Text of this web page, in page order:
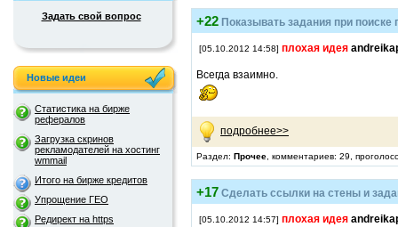
Задать свой вопрос
Новые идеи
Статистика на бирже
рефералов
Загрузка скринов
рекламодателей на хостинг
wmmail
Итого на бирже кредитов
Упрощение ГЕО
Редирект на https
+22 Показывать задания при поиске
[05.10.2012 14:58] плохая идея
Всегда взаимно.
подробнее>>
Раздел: Прочее , комментариев: 29,
+17 Сделать ссылки на стены и
[05.10.2012 14:57] плохая идея